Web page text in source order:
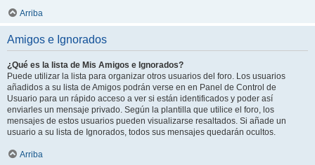
Arriba
Amigos e Ignorados
¿Qué es la lista de Mis Amigos e Ignorados?
Puede utilizar la lista para organizar otros usuarios del foro. Los usuarios
añadidos a su lista de Amigos podrán verse en en Panel de Control de
Usuario para un rápido acceso a ver si están identificados y poder así
enviarles un mensaje privado. Según la plantilla que utilice el foro, los
mensajes de estos usuarios pueden visualizarse resaltados. Si añade un
usuario a su lista de Ignorados, todos sus mensajes quedarán ocultos.
Arriba